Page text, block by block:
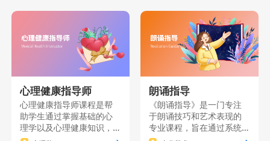
求，对保育员应具有的基
础知识和基本技能进行培
训的一门课程。
理论知识与实践技能紧密
结合，致力于为广大家长
提供一个系统、全面的学
习平台。
心理健康指导师
心理健康指导师课程是帮
助学生通过掌握基础的心
理学以及心理健康知识，
朗诵指导
《朗诵指导》是一门专注
于朗诵技巧和艺术表现的
专业课程，旨在通过系统